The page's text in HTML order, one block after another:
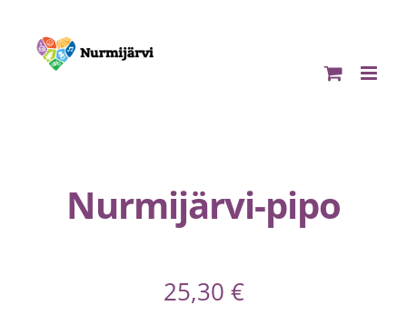
content
Nurmijärvi-pipo
25,30 €